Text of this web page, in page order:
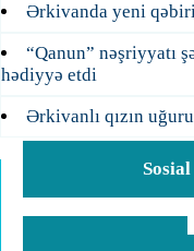
Ərkivanda yeni
“Qanun” nəşriyyatı
hədiyyə etdi
Ərkivanlı qızın uğuru
Sosial